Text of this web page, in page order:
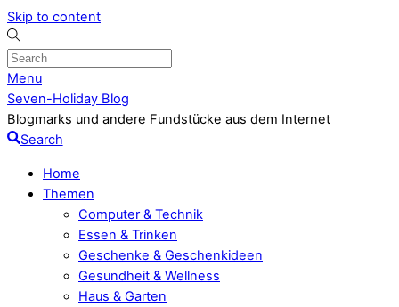
Skip to content
Menu
Seven-Holiday Blog
Blogmarks und andere Fundstücke aus dem Internet
Search
Home
Themen
Computer & Technik
Essen & Trinken
Geschenke & Geschenkideen
Gesundheit & Wellness
Haus & Garten